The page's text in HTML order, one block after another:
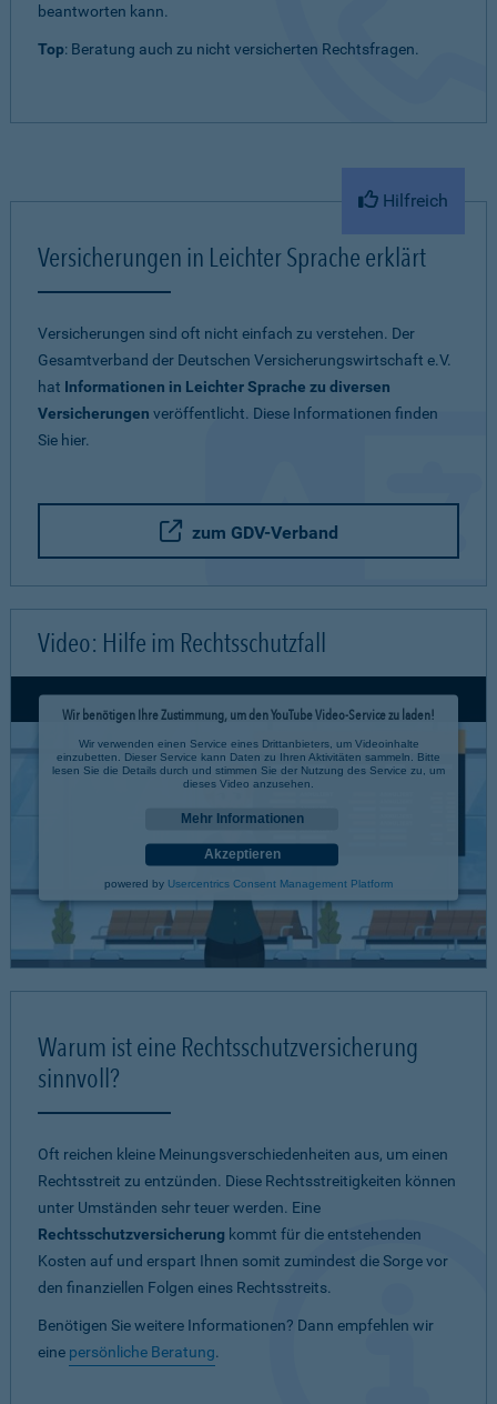
beantworten kann.
Top: Beratung auch zu nicht versicherten Rechtsfragen.
Hilfreich
Versicherungen in Leichter Sprache erklärt
Versicherungen sind oft nicht einfach zu verstehen. Der
Gesamtverband der Deutschen Versicherungswirtschaft e.V.
hat Informationen in Leichter Sprache zu diversen
Versicherungen veröffentlicht. Diese Informationen finden
Sie hier.
zum GDV-Verband
Video: Hilfe im Rechtsschutzfall
Wir benötigen Ihre Zustimmung, um den YouTube Video-Service zu laden!
Wir verwenden einen Service eines Drittanbieters, um Videoinhalte
einzubetten. Dieser Service kann Daten zu Ihren Aktivitäten sammeln. Bitte
lesen Sie die Details durch und stimmen Sie der Nutzung des Service zu, um
dieses Video anzusehen.
Mehr Informationen
Akzeptieren
powered by Usercentrics Consent Management Platform
Warum ist eine Rechtsschutzversicherung
sinnvoll?
Oft reichen kleine Meinungsverschiedenheiten aus, um einen
Rechtsstreit zu entzünden. Diese Rechtsstreitigkeiten können
unter Umständen sehr teuer werden. Eine
Rechtsschutzversicherung kommt für die entstehenden
Kosten auf und erspart Ihnen somit zumindest die Sorge vor
den finanziellen Folgen eines Rechtsstreits.
Benötigen Sie weitere Informationen? Dann empfehlen wir
eine persönliche Beratung.